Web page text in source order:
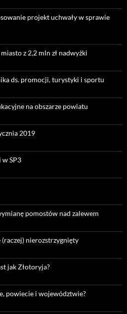
projekt uchwały w sprawie
z 2,2 mln zł nadwyżki
ds. promocji, turystyki i sportu
na obszarze powiatu
2019
w SP3
pomostów nad zalewem
nierozstrzygnięty
jak Złotoryja?
powiecie i województwie?